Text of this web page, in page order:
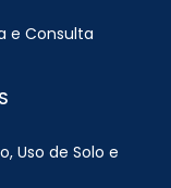
e Consulta
Uso de Solo e